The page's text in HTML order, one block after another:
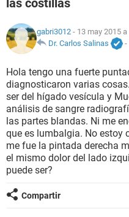
NUTRICIÓN
SEXUALIDAD
GLOSARIO
las costillas
gabri3012 - 13 may 2015
Dr. Carlos Salinas
-
Hola tengo una fuerte
diagnosticaron varias
ser del hígado vesícula y
análisis de sangre
las partes blandas. Ni me
que es lumbalgia. No estoy
me fue la pintada derecha
el mismo dolor del lado
puede ser?
Compartir